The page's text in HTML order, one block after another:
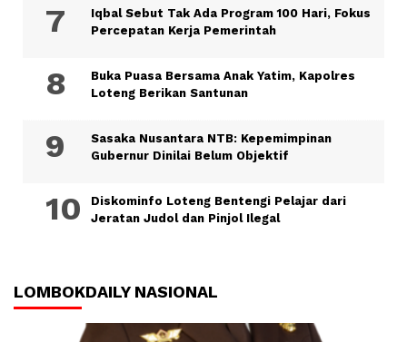
Iqbal Sebut Tak Ada Program 100 Hari, Fokus
Percepatan Kerja Pemerintah
Buka Puasa Bersama Anak Yatim, Kapolres
Loteng Berikan Santunan
Sasaka Nusantara NTB: Kepemimpinan
Gubernur Dinilai Belum Objektif
Diskominfo Loteng Bentengi Pelajar dari
Jeratan Judol dan Pinjol Ilegal
LOMBOKDAILY NASIONAL